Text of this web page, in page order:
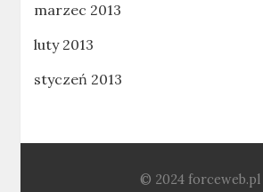
marzec 2013
luty 2013
styczeń 2013
© 2024 forceweb.pl